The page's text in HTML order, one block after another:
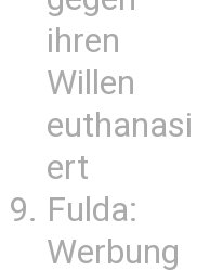
ihren
Willen
euthanasi
ert
Fulda:
Werbung